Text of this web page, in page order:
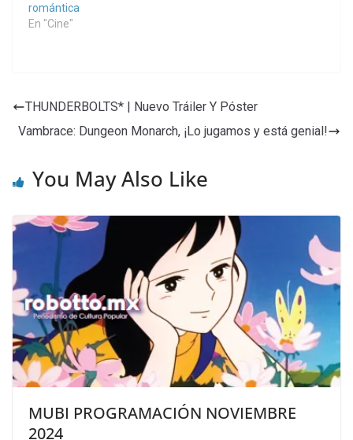
romántica
En "Cine"
THUNDERBOLTS* | Nuevo Tráiler Y Póster
Vambrace: Dungeon Monarch, ¡Lo jugamos y está genial!
You May Also Like
MUBI PROGRAMACIÓN NOVIEMBRE
2024